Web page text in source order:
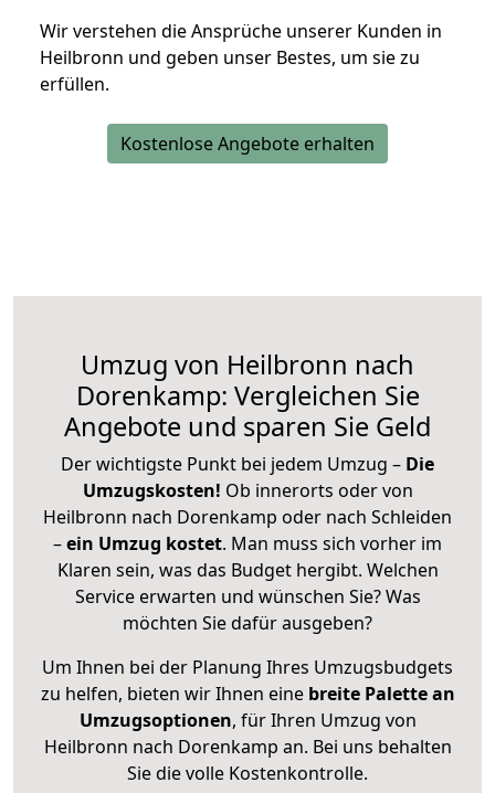
Wir verstehen die Ansprüche unserer Kunden in
Heilbronn und geben unser Bestes, um sie zu
erfüllen.
Kostenlose Angebote erhalten
Umzug von Heilbronn nach
Dorenkamp: Vergleichen Sie
Angebote und sparen Sie Geld
Der wichtigste Punkt bei jedem Umzug – Die
Umzugskosten! Ob innerorts oder von
Heilbronn nach Dorenkamp oder nach Schleiden
–ein Umzug kostet. Man muss sich vorher im
Klaren sein, was das Budget hergibt. Welchen
Service erwarten und wünschen Sie? Was
möchten Sie dafür ausgeben?
Um Ihnen bei der Planung Ihres Umzugsbudgets
zu helfen, bieten wir Ihnen eine breite Palette an
Umzugsoptionen, für Ihren Umzug von
Heilbronn nach Dorenkamp an. Bei uns behalten
Sie die volle Kostenkontrolle.